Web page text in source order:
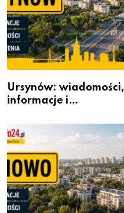
Ursynów: wiadomości,
informacje i